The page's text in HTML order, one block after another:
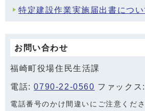
特定建設作業実施届出書につい
お問い合わせ
福崎町役場住民生活課
電話:0790-22-0560 ファック
電話番号のかけ間違いにご注意くださ